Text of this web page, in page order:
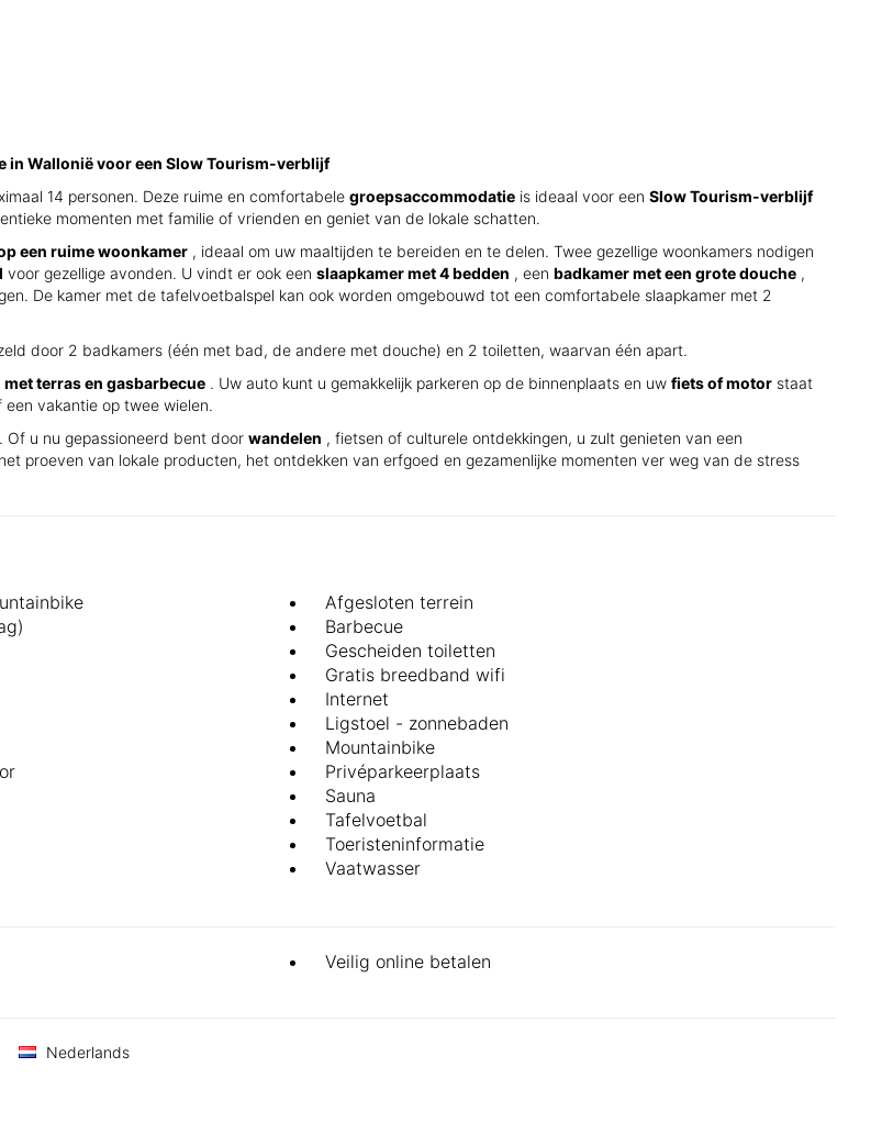
in Wallonië voor een Slow Tourism-verblijf
14 personen. Deze ruime en comfortabele groepsaccommodatie is ideaal voor een Slow Tourism-verblijf
momenten met familie of vrienden en geniet van de lokale schatten.
een ruime woonkamer , ideaal om uw maaltijden te bereiden en te delen. Twee gezellige woonkamers nodigen
voor gezellige avonden. U vindt er ook een slaapkamer met 4 bedden , een badkamer met een grote douche ,
De kamer met de tafelvoetbalspel kan ook worden omgebouwd tot een comfortabele slaapkamer met 2
door 2 badkamers (één met bad, de andere met douche) en 2 toiletten, waarvan één apart.
terras en gasbarbecue . Uw auto kunt u gemakkelijk parkeren op de binnenplaats en uw fiets of motor staat
een vakantie op twee wielen.
. Of u nu gepassioneerd bent door wandelen , fietsen of culturele ontdekkingen, u zult genieten van een
proeven van lokale producten, het ontdekken van erfgoed en gezamenlijke momenten ver weg van de stress
Afgesloten terrein
Barbecue
Gescheiden toiletten
Gratis breedband wifi
Internet
Ligstoel - zonnebaden
Mountainbike
Privéparkeerplaats
Sauna
Tafelvoetbal
Toeristeninformatie
Vaatwasser
Veilig online betalen
Nederlands